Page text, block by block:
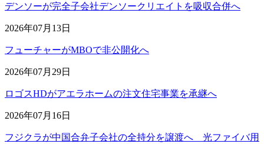
デンソーが完全子会社デンソークリエイトを吸収合併へ
2026年07月13日
フューチャーがMBOで非公開化へ
2026年07月29日
ロゴスHDがアエラホームの注文住宅事業を承継へ
2026年07月16日
フジクラが中国合弁子会社の全持分を譲渡へ 光ファイバ用